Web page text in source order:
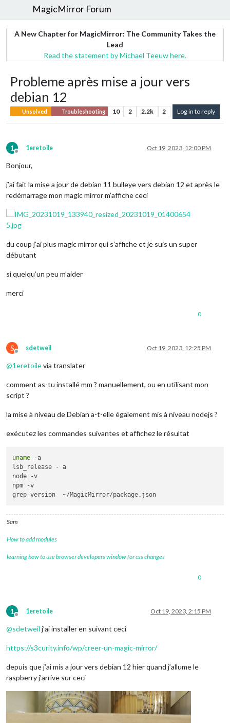
MagicMirror Forum
A New Chapter for MagicMirror: The Community Takes the
Lead
Read the statement by Michael Teeuw here.
Probleme après mise a jour vers
debian 12
Unsolved Troubleshooting 10 2 2.2k 2 Log in to reply
1
Offline
1eretoile Oct 19, 2023, 12:00 PM
Bonjour,
j’ai fait la mise a jour de debian 11 bulleye vers debian 12 et après le
redémarrage mon magic mirror m’affiche ceci
du coup j’ai plus magic mirror qui s’affiche et je suis un super
débutant
si quelqu’un peu m’aider
merci
0
S
Offline
sdetweil Oct 19, 2023, 12:25 PM
@1eretoilevia translater
comment as-tu installé mm ? manuellement, ou en utilisant mon
script ?
la mise à niveau de Debian a-t-elle également mis à niveau nodejs ?
exécutez les commandes suivantes et affichez le résultat
uname -a
lsb_release - a
node -v
npm -v
Sam
How to add modules
learning how to use browser developers window for css changes
0
1
Offline
1eretoile Oct 19, 2023, 2:15 PM
@sdetweil j’ai installer en suivant ceci
https://s3curity.info/wp/creer-un-magic-mirror/
depuis que j’ai mis a jour vers debian 12 hier quand j’allume le
raspberry j’arrive sur ceci